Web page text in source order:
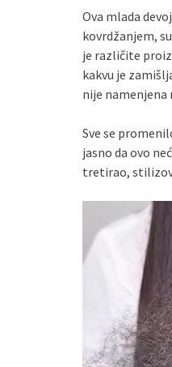
Ova mlada
kovrdžanjem,
je različite
kakvu je
nije namenjena
Sve se
jasno da ovo
tretirao,